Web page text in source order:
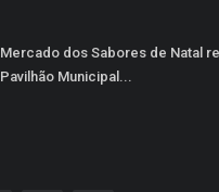
Mercado dos Sabores de Natal
Pavilhão Municipal...